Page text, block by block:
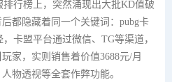
行榜上，突然涌现出大批KD值破
都隐藏着同一个关键词：pubg卡
卡盟平台通过微信、TG等渠道，
家，实则销售着价值3688元/月
物透视等全套作弊功能。